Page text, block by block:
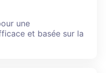
une
et basée sur la